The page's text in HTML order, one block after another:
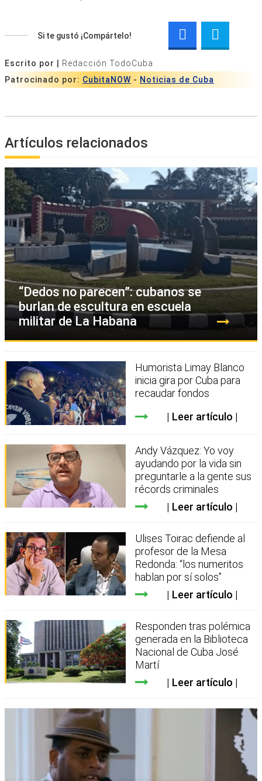
Si te gustó ¡Compártelo!
Escrito por |
Redacción TodoCuba
Patrocinado por: CubitaNOW - Noticias de Cuba
Artículos relacionados
“Dedos no parecen”: cubanos se
burlan de escultura en escuela
militar de La Habana
Humorista Limay Blanco
inicia gira por Cuba para
recaudar fondos
Leer artículo
Andy Vázquez: Yo voy
ayudando por la vida sin
preguntarle a la gente sus
récords criminales
Leer artículo
Ulises Toirac defiende al
profesor de la Mesa
Redonda: “los numeritos
hablan por sí solos”
Leer artículo
Responden tras polémica
generada en la Biblioteca
Nacional de Cuba José
Martí
Leer artículo